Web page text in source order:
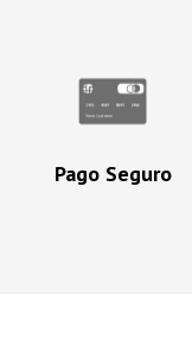
Pago Seguro